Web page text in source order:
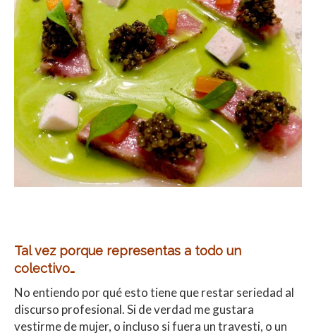
Tal vez porque representas a todo un
colectivo…
No entiendo por qué esto tiene que restar seriedad al
discurso profesional. Si de verdad me gustara
vestirme de mujer, o incluso si fuera un travesti, o un